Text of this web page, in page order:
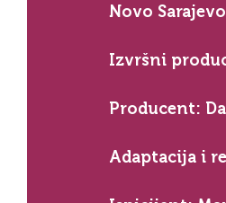
Novo Sarajevo
Izvršni
Producent:
Adaptacija i